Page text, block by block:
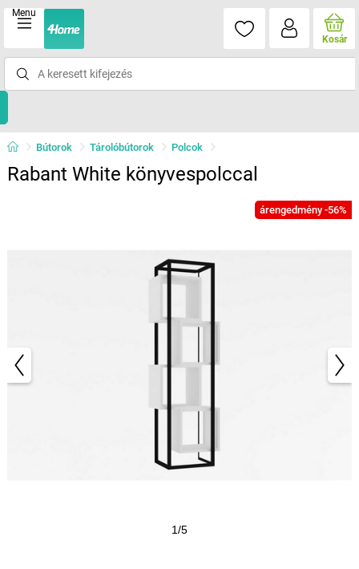
Menu
Kosár
Bútorok Tárolóbútorok Polcok
Rabant White könyvespolccal
árengedmény -56%
1/5